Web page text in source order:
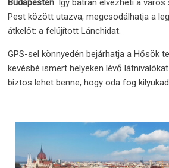
Budapesten. Így bátran élvezheti a város
Pest között utazva, megcsodálhatja a
átkelőt: a felújított Lánchidat.
GPS-sel könnyedén bejárhatja a Hősök
kevésbé ismert helyeken lévő
biztos lehet benne, hogy oda fog